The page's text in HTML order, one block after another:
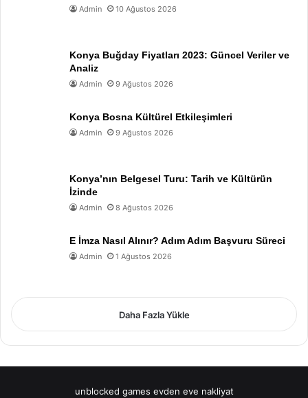
Admin 10 Ağustos 2026
Konya Buğday Fiyatları 2023: Güncel Veriler ve
Analiz
Admin 9 Ağustos 2026
Konya Bosna Kültürel Etkileşimleri
Admin 9 Ağustos 2026
Konya’nın Belgesel Turu: Tarih ve Kültürün
İzinde
Admin 8 Ağustos 2026
E İmza Nasıl Alınır? Adım Adım Başvuru Süreci
Admin 1 Ağustos 2026
Daha Fazla Yükle
unblocked games evden eve nakliyat